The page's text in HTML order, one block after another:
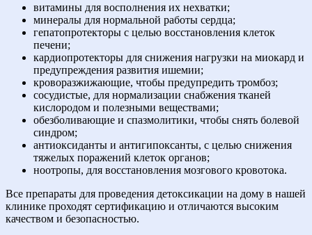
витамины для восполнения их нехватки;
минералы для нормальной работы сердца;
гепатопротекторы с целью восстановления клеток
печени;
кардиопротекторы для снижения нагрузки на миокард и
предупреждения развития ишемии;
кроворазжижающие, чтобы предупредить тромбоз;
сосудистые, для нормализации снабжения тканей
кислородом и полезными веществами;
обезболивающие и спазмолитики, чтобы снять болевой
синдром;
антиоксиданты и антигипоксанты, с целью снижения
тяжелых поражений клеток органов;
ноотропы, для восстановления мозгового кровотока.
Все препараты для проведения детоксикации на дому в нашей
клинике проходят сертификацию и отличаются высоким
качеством и безопасностью.